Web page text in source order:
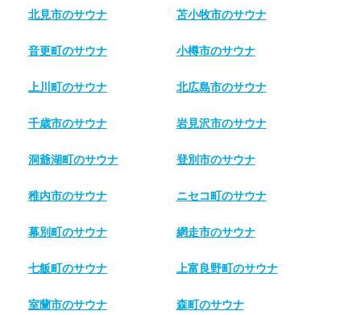
北見市のサウナ 苫小牧市のサウナ
音更町のサウナ 小樽市のサウナ
上川町のサウナ 北広島市のサウナ
千歳市のサウナ 岩見沢市のサウナ
洞爺湖町のサウナ 登別市のサウナ
稚内市のサウナ ニセコ町のサウナ
幕別町のサウナ 網走市のサウナ
七飯町のサウナ 上富良野町のサウナ
室蘭市のサウナ 森町のサウナ